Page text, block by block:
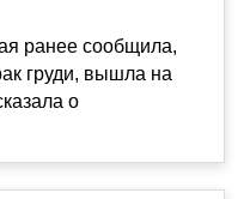
ранее сообщила,
груди, вышла на
о